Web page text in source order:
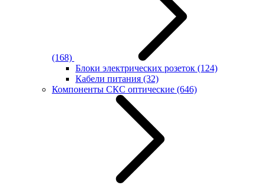
(168)
Блоки электрических розеток (124)
Кабели питания (32)
Компоненты СКС оптические (646)